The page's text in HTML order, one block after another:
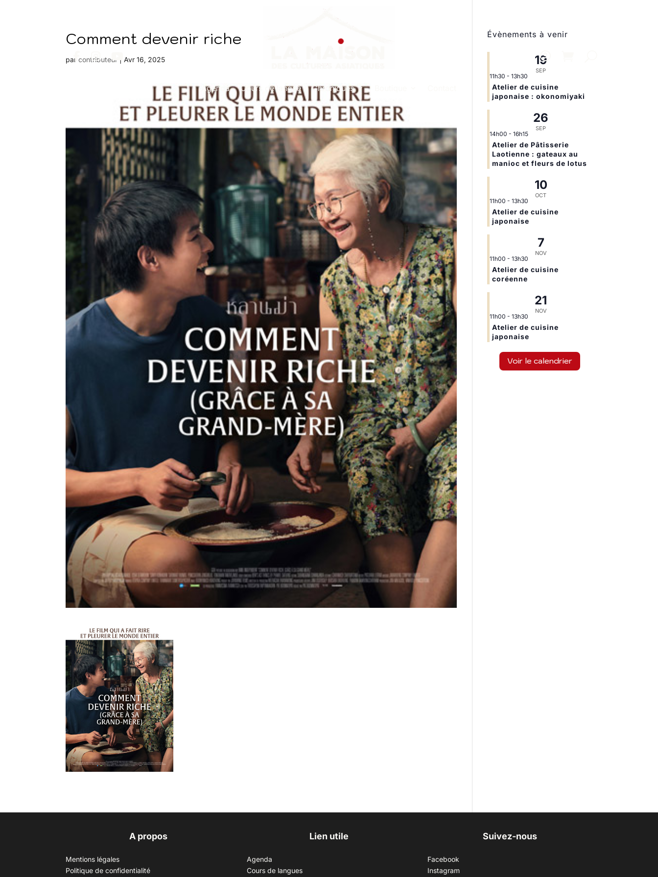
Agenda Cours de langue Chroniques
Comment devenir riche
parcontributeur |Avr 16, 2025
Évènements à venir
19
SEP
11h30 - 13h30
Atelier de cuisine
japonaise : okonomiyaki
26
SEP
14h00 - 16h15
Atelier de Pâtisserie
Laotienne : gateaux au
manioc et fleurs de lotus
10
OCT
11h00 - 13h30
Atelier de cuisine
japonaise
7
NOV
11h00 - 13h30
Atelier de cuisine
coréenne
21
NOV
11h00 - 13h30
Atelier de cuisine
japonaise
Voir le calendrier
A propos
Mentions légales
Politique de confidentialité
Lien utile
Agenda
Cours de langues
Suivez-nous
Facebook
Instagram